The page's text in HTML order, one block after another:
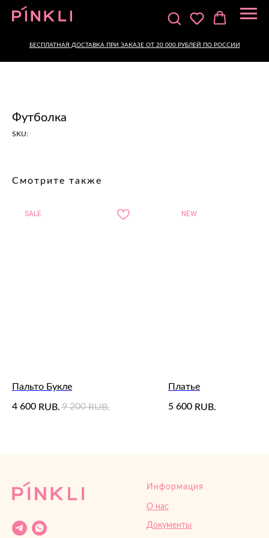
БЕСПЛАТНАЯ ДОСТАВКА ПРИ ЗАКАЗЕ ОТ 20 000 РУБЛЕЙ ПО РОССИИ
Футболка
SKU:
Смотрите также
SALE
Пальто Букле
4 600 RUB. 9 200 RUB.
NEW
Платье
5 600 RUB.
Информация
О нас
Документы